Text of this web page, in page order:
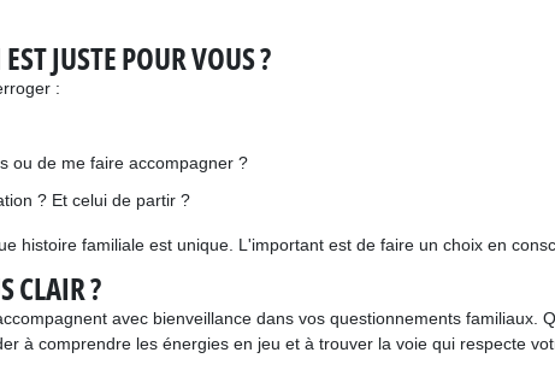
JUSTE POUR VOUS ?
:
ou de me faire accompagner ?
? Et celui de partir ?
histoire familiale est unique. L'important est de faire un choix en
CLAIR ?
avec bienveillance dans vos questionnements familiaux.
à comprendre les énergies en jeu et à trouver la voie qui respecte